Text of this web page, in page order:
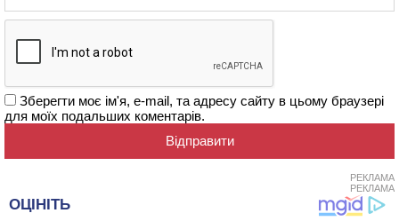
Зберегти моє ім'я, e-mail, та адресу сайту в цьому браузері
для моїх подальших коментарів.
РЕКЛАМА
РЕКЛАМА